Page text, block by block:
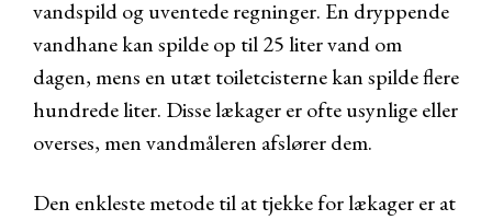
vandspild og uventede regninger. En dryppende
vandhane kan spilde op til 25 liter vand om
dagen, mens en utæt toiletcisterne kan spilde flere
hundrede liter. Disse lækager er ofte usynlige eller
overses, men vandmåleren afslører dem.
Den enkleste metode til at tjekke for lækager er at